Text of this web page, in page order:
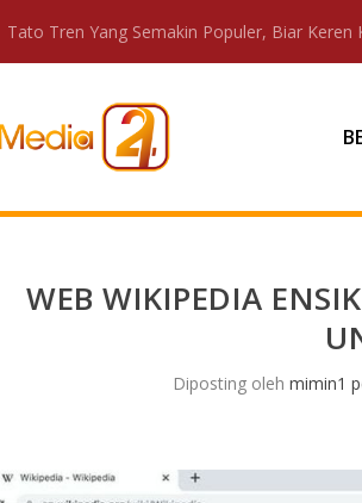
Tato Tren Yang Semakin Populer, Biar Keren
WEB WIKIPEDIA
Diposting oleh mimin1